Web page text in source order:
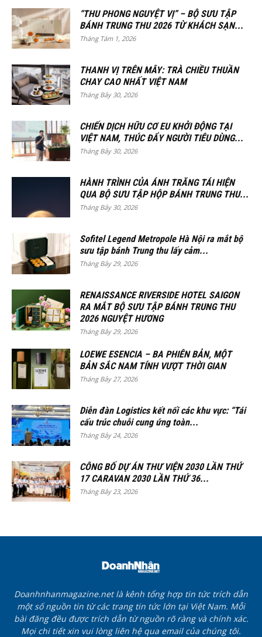
“THU PHONG NGUYỆT VỊ” – BỘ SƯU TẬP
BÁNH TRUNG THU 2026 TỪ KHÁCH SẠN...
Tháng Tám 1, 2026
THANH VỊ TRÊN MÂY: TRÀ CHIỀU THUẦN
CHAY CAO NHẤT VIỆT NAM
Tháng Bảy 30, 2026
CHIẾN DỊCH HỮU CƠ EU KHỞI ĐỘNG TẠI
VIỆT NAM, THÚC ĐẨY NGƯỜI TIÊU DÙNG...
Tháng Bảy 30, 2026
HÀNH TRÌNH CỦA ÁNH TRĂNG TÁI HIỆN
QUA BỘ SƯU TẬP HỘP BÁNH TRUNG THU...
Tháng Bảy 30, 2026
Sofitel Legend Metropole Hà Nội ra mắt bộ
sưu tập bánh Trung thu lấy cảm...
Tháng Bảy 29, 2026
RENAISSANCE RIVERSIDE HOTEL SAIGON
RA MẮT BỘ SƯU TẬP BÁNH TRUNG THU
2026 NGUYỆT HƯƠNG
Tháng Bảy 29, 2026
LOEWE ESENCIA – BA PHIÊN BẢN, MỘT
BẢN SẮC NAM TÍNH VƯỢT THỜI GIAN
Tháng Bảy 27, 2026
Diễn đàn Logistics kết nối các khu vực: “Tái
cấu trúc chuỗi cung ứng toàn...
Tháng Bảy 24, 2026
CÔNG BỐ DỰ ÁN THƯ VIỆN 2030 LẦN THỨ
17 CARAVAN 2030 LẦN THỨ 36...
Tháng Bảy 23, 2026
Doanhnhanmagazine.net là kênh tổng hợp tin tức trích dẫn
một số nguồn tin từ các trang tin tức lớn tại Việt Nam. Mỗi
bài đăng đều được trích dẫn từ nguồn rõ ràng và chính xác.
Mọi chi tiết xin vui lòng liên hệ qua email của chúng tôi.